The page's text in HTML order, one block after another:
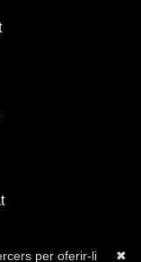
✖
per oferir-li